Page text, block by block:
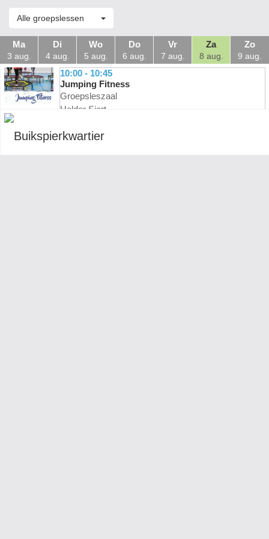
Alle groepslessen
Ma
3 aug.
Di
4 aug.
Wo
5 aug.
Do
6 aug.
Vr
7 aug.
Za
8 aug.
Zo
9 aug.
10:00 - 10:45
Jumping Fitness
Groepsleszaal
Helder Siert